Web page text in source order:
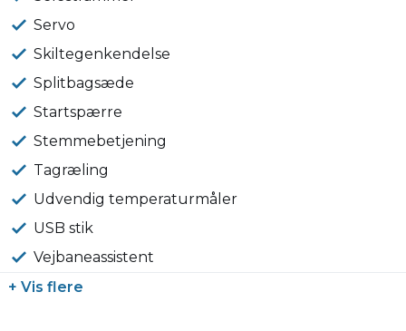
Servo
Skiltegenkendelse
Splitbagsæde
Startspærre
Stemmebetjening
Tagræling
Udvendig temperaturmåler
USB stik
Vejbaneassistent
+ Vis flere